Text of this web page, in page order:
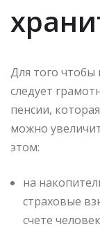
Для того чтобы
следует
пенсии,
можно
этом:
на
страховые
счете